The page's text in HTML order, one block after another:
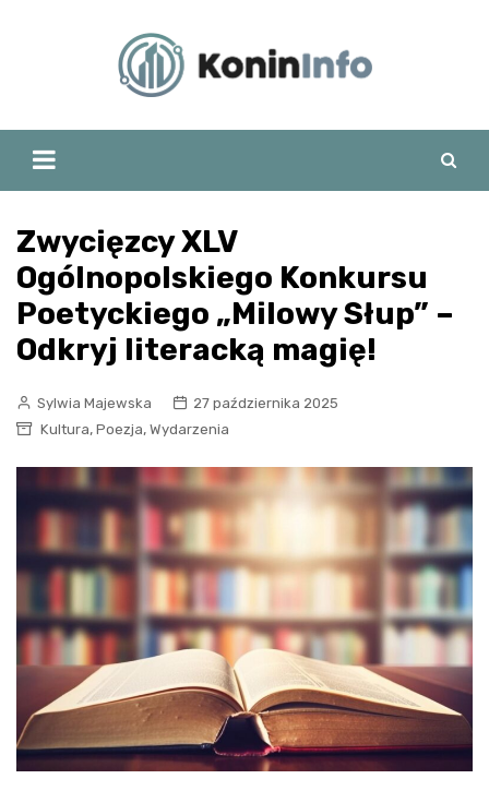
Zwycięzcy XLV
Ogólnopolskiego Konkursu
Poetyckiego „Milowy Słup” –
Odkryj literacką magię!
Sylwia Majewska
27 października 2025
Kultura, Poezja, Wydarzenia